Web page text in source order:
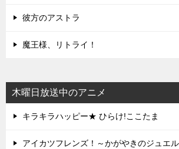
彼方のアストラ
魔王様、リトライ！
木曜日放送中のアニメ
キラキラハッピー★ ひらけ!ここたま
アイカツフレンズ！～かがやきのジュエル